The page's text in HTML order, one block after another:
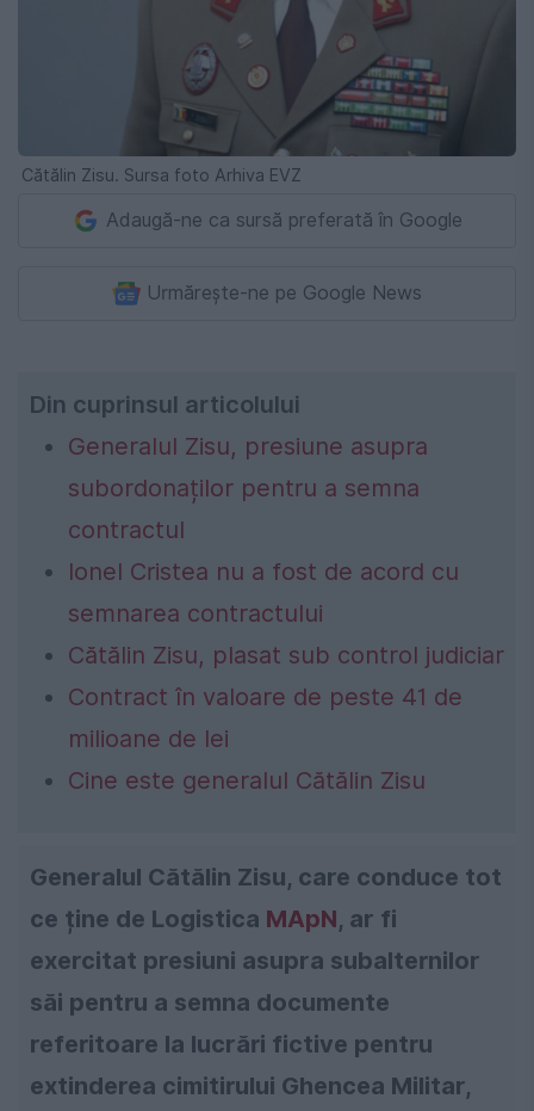
Cătălin Zisu. Sursa foto Arhiva EVZ
Adaugă-ne ca sursă preferată în Google
Urmărește-ne pe Google News
Din cuprinsul articolului
Generalul Zisu, presiune asupra
subordonaților pentru a semna
contractul
Ionel Cristea nu a fost de acord cu
semnarea contractului
Cătălin Zisu, plasat sub control judiciar
Contract în valoare de peste 41 de
milioane de lei
Cine este generalul Cătălin Zisu
Generalul Cătălin Zisu, care conduce tot
ce ține de Logistica MApN, ar fi
exercitat presiuni asupra subalternilor
săi pentru a semna documente
referitoare la lucrări fictive pentru
extinderea cimitirului Ghencea Militar,